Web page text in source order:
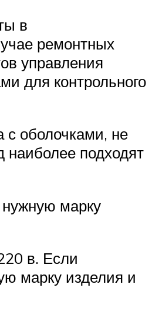
в
ремонтных
управления
для контрольного
оболочками, не
наиболее подходят
марку
в. Если
марку изделия и